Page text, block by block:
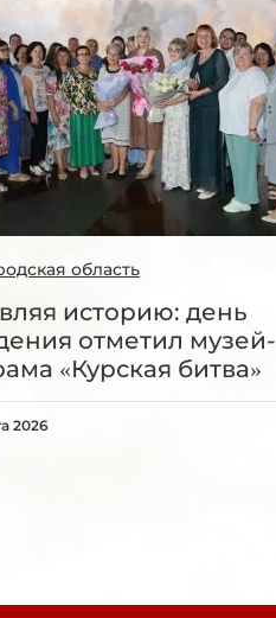
область
историю: день
отметил музей-
«Курская битва»
2026